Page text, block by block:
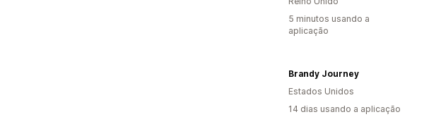
5 minutos usando a
aplicação
Brandy Journey
Estados Unidos
14 dias usando a aplicação